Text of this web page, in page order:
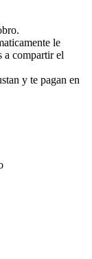
le
a compartir el
y te pagan en